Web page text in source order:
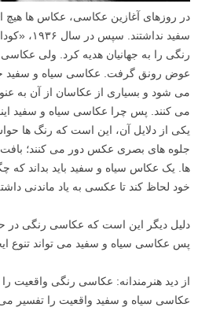
در روزهای آغازین عکاسی، عکاس ها هیچ
رنگی را به جهانیان هدیه کرد. ولی
عوض رونق گرفت. عکاسی سیاه و سفید
می شود و بسیاری از عکاسان از آن به
می کنند. پس چرا عکاسی سیاه و سفید
یکی از دلایل آن، این است که رنگ ها
جلوه های بصری عکس دور می کنند؛ بافت
ها. یک عکاس سیاه و سفید باید بداند که
خود لحاظ کند تا عکسی به یاد ماندنی
دلیل دیگر این است که عکاسی رنگی در
پس عکاسی سیاه و سفید می تواند تنوع
از دید هنرمندانه: عکاسی رنگی واقعیت
عکاسی سیاه و سفید واقعیت را تفسیر می